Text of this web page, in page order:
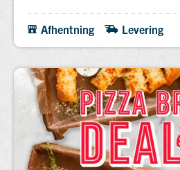
Afhentning Levering